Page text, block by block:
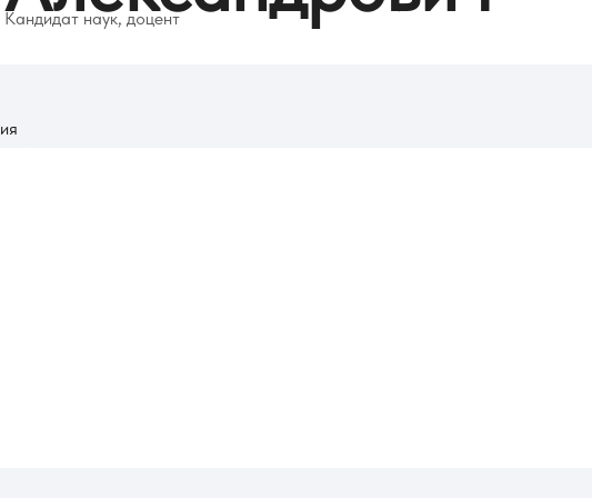
Кандидат наук, доцент